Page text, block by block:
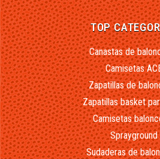
TOP
Canastas de
Camisetas
Zapatillas de
Zapatillas basket
Camisetas
Sprayground
Sudaderas de